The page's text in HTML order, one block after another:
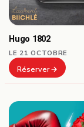
Hugo 1802
LE 21 OCTOBRE
Réserver